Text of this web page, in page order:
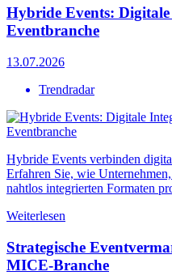
Hybride Events:
Eventbranche
13.07.2026
Trendradar
Hybride Events verbinden
Erfahren Sie, wie
nahtlos integrierten Formaten
Weiterlesen
Strategische
MICE-Branche